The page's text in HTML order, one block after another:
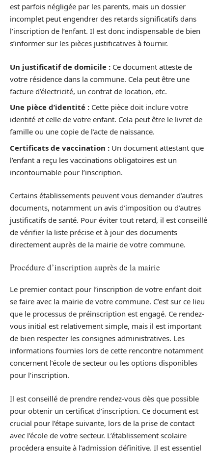
est parfois négligée par les parents, mais un dossier
incomplet peut engendrer des retards significatifs dans
l’inscription de l’enfant. Il est donc indispensable de bien
s’informer sur les pièces justificatives à fournir.
Un justificatif de domicile : Ce document atteste de
votre résidence dans la commune. Cela peut être une
facture d’électricité, un contrat de location, etc.
Une pièce d’identité : Cette pièce doit inclure votre
identité et celle de votre enfant. Cela peut être le livret de
famille ou une copie de l’acte de naissance.
Certificats de vaccination : Un document attestant que
l’enfant a reçu les vaccinations obligatoires est un
incontournable pour l’inscription.
Certains établissements peuvent vous demander d’autres
documents, notamment un avis d’imposition ou d’autres
justificatifs de santé. Pour éviter tout retard, il est conseillé
de vérifier la liste précise et à jour des documents
directement auprès de la mairie de votre commune.
Procédure d’inscription auprès de la mairie
Le premier contact pour l’inscription de votre enfant doit
se faire avec la mairie de votre commune. C’est sur ce lieu
que le processus de préinscription est engagé. Ce rendez-
vous initial est relativement simple, mais il est important
de bien respecter les consignes administratives. Les
informations fournies lors de cette rencontre notamment
concernent l’école de secteur ou les options disponibles
pour l’inscription.
Il est conseillé de prendre rendez-vous dès que possible
pour obtenir un certificat d’inscription. Ce document est
crucial pour l’étape suivante, lors de la prise de contact
avec l’école de votre secteur. L’établissement scolaire
procédera ensuite à l’admission définitive. Il est essentiel